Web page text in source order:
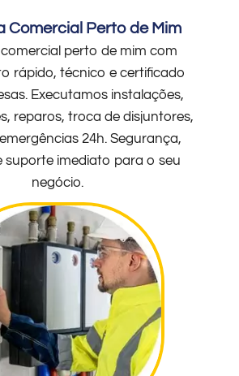
Comercial Perto de Mim
perto de mim com
rápido, técnico e certificado
Executamos instalações,
reparos, troca de disjuntores,
24h. Segurança,
suporte imediato para o seu
negócio.